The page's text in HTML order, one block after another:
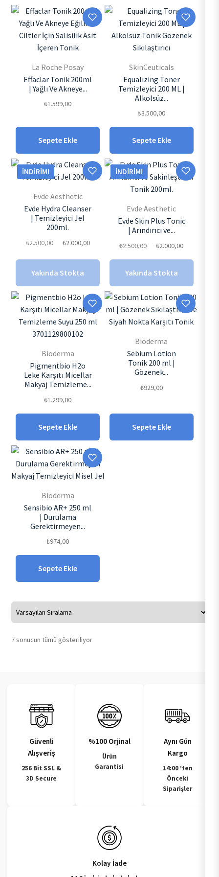
La Roche Posay
Effaclar Tonik 200ml
| Yağlı Ve Akneye...
₺1.599,00
Sepete Ekle
SkinCeuticals
Equalizing Toner
Temizleyici 200 ML |
Alkolsüz...
₺3.500,00
Sepete Ekle
Evde Aesthetic
Evde Hydra Cleanser
| Temizleyici Jel
200ml.
İNDIRIM!
₺2.500,00
Orijinal
₺2.000,00Şu
Yakında Stokta
Evde Aesthetic
Evde Skin Plus Tonic
| Arındırıcı ve...
İNDIRIM!
₺2.500,00
Orijinal
fiyat:
₺2.500,00.
₺2.000,00Şu
andaki
₺2.000,00.
Yakında Stokta
Bioderma
Pigmentbio H2o
Leke Karşıtı Micellar
Makyaj Temizleme...
₺1.299,00
Sepete Ekle
Bioderma
Sebium Lotion
Tonik 200 ml |
Gözenek...
₺929,00
Sepete Ekle
Bioderma
Sensibio AR+ 250 ml
| Durulama
Gerektirmeyen...
₺974,00
Sepete Ekle
7 sonucun tümü gösteriliyor
Güvenli
Alışveriş
256 Bit SSL &
3D Secure
%100 Orjinal
Ürün
Garantisi
Aynı Gün
Kargo
14:00 ’ten
Önceki
Siparişler
Kolay İade